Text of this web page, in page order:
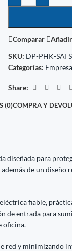
Comparar
SKU: DP-PHK-SAI
Categorías:
Share:
(0)COMPRA Y
para
de un
fiable,
entrada para
oficina.
y minimizando